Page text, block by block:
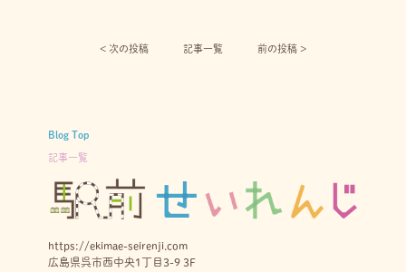
< 次の投稿︎ 記事一覧 前の投稿 >
Blog Top
記事一覧
https://ekimae-seirenji.com
広島県呉市西中央1丁目3-9 3F